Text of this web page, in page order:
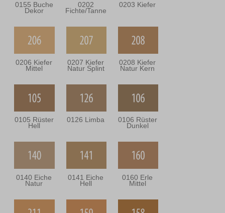
0155 Buche
Dekor
0202
Fichte/Tanne
0203 Kiefer
0206 Kiefer
Mittel
0207 Kiefer
Natur Splint
0208 Kiefer
Natur Kern
0105 Rüster
Hell
0126 Limba 0106 Rüster
Dunkel
0140 Eiche
Natur
0141 Eiche
Hell
0160 Erle
Mittel